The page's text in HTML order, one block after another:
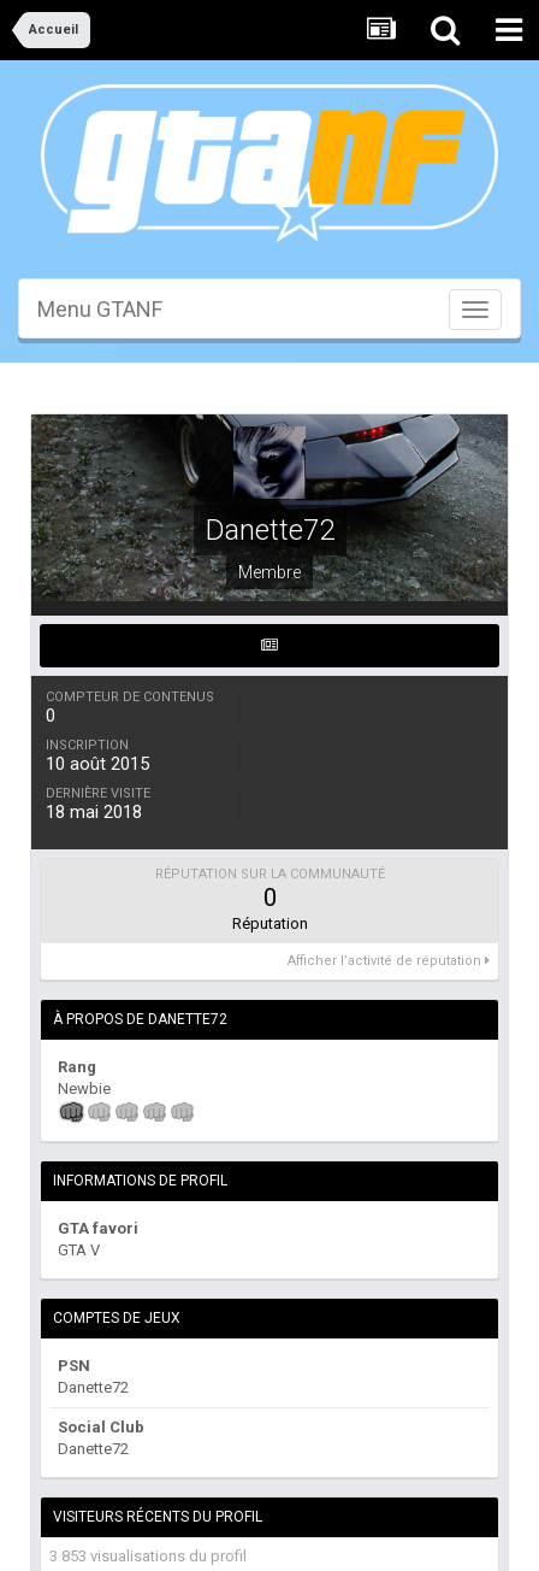
Accueil
Toggle
Menu GTANF
Danette72
Membre
COMPTEUR DE CONTENUS
0
INSCRIPTION
10 août 2015
DERNIÈRE VISITE
18 mai 2018
RÉPUTATION SUR LA COMMUNAUTÉ
0
Réputation
Afficher l’activité de réputation
À PROPOS DE DANETTE72
Rang
Newbie
INFORMATIONS DE PROFIL
GTA favori
GTA V
COMPTES DE JEUX
PSN
Danette72
Social Club
Danette72
VISITEURS RÉCENTS DU PROFIL
3 853 visualisations du profil